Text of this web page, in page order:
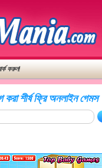
করুন!
করা শীর্ষ ফ্রি অনলাইন গেমস